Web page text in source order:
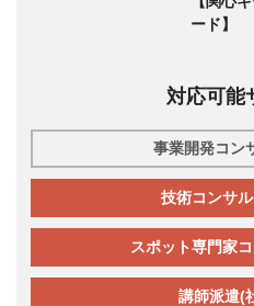
ード】
対応可能
事業開発コン
技術コンサ
スポット専門家
講師派遣(